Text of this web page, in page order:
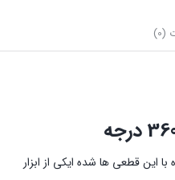
(0)
با این قطعی ها شده ایکی از ابزار